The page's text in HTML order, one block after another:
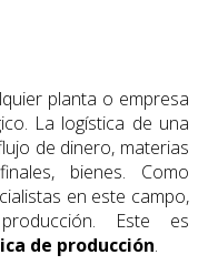
planta o empresa
La logística de una
de dinero, materias
bienes. Como
en este campo,
Este es
de producción.